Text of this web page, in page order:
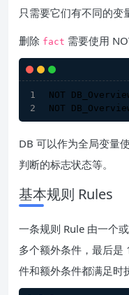
只需要它们有不同的变
删除 fact 需要使用
NOT
NOT
DB 可以作为全局变量
判断的标志状态等。
基本规则 Rules
一条规则 Rule 由一个
多个额外条件，最后是
件和额外条件都满足时